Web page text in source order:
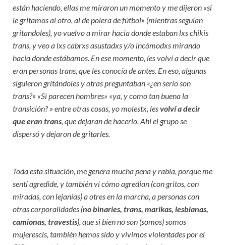
están haciendo, ellas me miraron un momento y me dijeron «si
le gritamos al otro, al de polera de fútbol» (mientras seguían
gritandoles), yo vuelvo a mirar hacia donde estaban lxs chikis
trans, y veo a lxs cabrxs asustadxs y/o incómodxs mirando
hacia donde estábamos. En ese momento, les volví a decir que
eran personas trans, que les conocía de antes. En eso, algunas
siguieron gritándoles y otras preguntaban «¿en serio son
trans?» «Si parecen hombres» «ya, y como tan buena la
transición? » entre otras cosas, yo molestx, lesvolví a decir
que eran trans , que dejaran de hacerlo. Ahí el grupo se
dispersó y dejaron de gritarles.
Toda esta situación, me genera mucha pena y rabia, porque me
sentí agredide, y también vi cómo agredian (con gritos, con
miradas, con lejanías) a otres en la marcha, a personas con
otras corporalidades (no binaries, trans, marikas, lesbianas,
camionas, travestis), que si bien no son (somos) somos
mujerescis, también hemos sido y vivimos violentades por el